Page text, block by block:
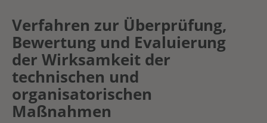
Verfahren zur Überprüfung,
Bewertung und Evaluierung
der Wirksamkeit der
technischen und
organisatorischen
Maßnahmen